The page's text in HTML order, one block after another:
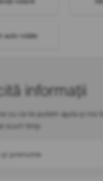
auto rulate
informații
cu ce te putem ajuta și noi
scurt timp
și prenume